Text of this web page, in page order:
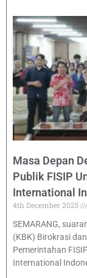
Masa Depan
Publik FISIP
International
4th December 2025
SEMARANG,
(KBK) Birokrasi
Pemerintahan
International